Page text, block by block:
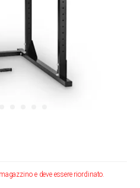
e deve essere riordinato.